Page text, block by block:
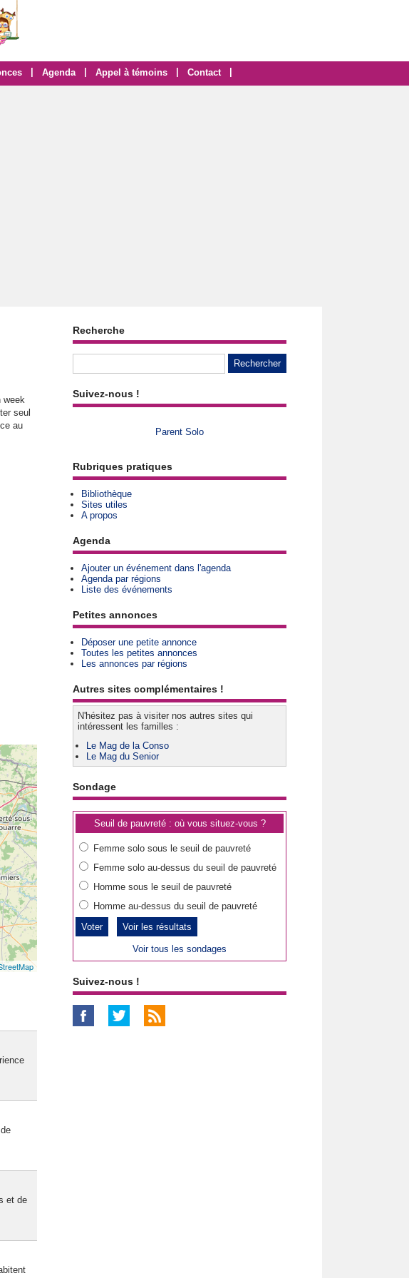
Agenda Appel à témoins Contact
week
seul
au
et de
Recherche
Suivez-nous !
Parent Solo
Rubriques pratiques
Bibliothèque
Sites utiles
A propos
Agenda
Ajouter un événement dans l'agenda
Agenda par régions
Liste des événements
Petites annonces
Déposer une petite annonce
Toutes les petites annonces
Les annonces par régions
Autres sites complémentaires !
N'hésitez pas à visiter nos autres sites qui
intéressent les familles :
Le Mag de la Conso
Le Mag du Senior
Sondage
Seuil de pauvreté : où vous situez-vous ?
Femme solo sous le seuil de pauvreté
Femme solo au-dessus du seuil de pauvreté
Homme sous le seuil de pauvreté
Homme au-dessus du seuil de pauvreté
Voir les résultats
Voir tous les sondages
Suivez-nous !